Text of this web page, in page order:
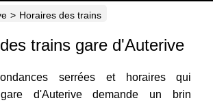
Horaires
> Horaires des trains
trains gare d'Auterive
serrées et horaires qui
d'Auterive demande un brin